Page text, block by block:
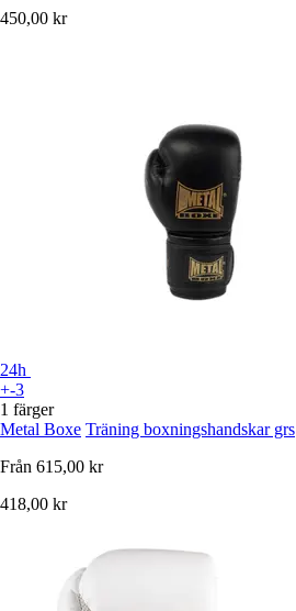
450,00 kr
24h
+-3
1 färger
Metal Boxe Träning boxningshandskar grs
Från 615,00 kr
418,00 kr